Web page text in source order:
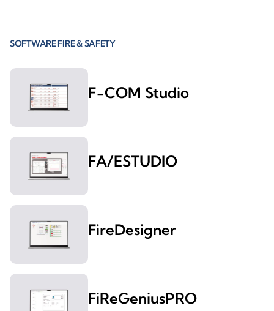
SOFTWARE FIRE & SAFETY
F-COM Studio
FA/ESTUDIO
FireDesigner
FiReGeniusPRO